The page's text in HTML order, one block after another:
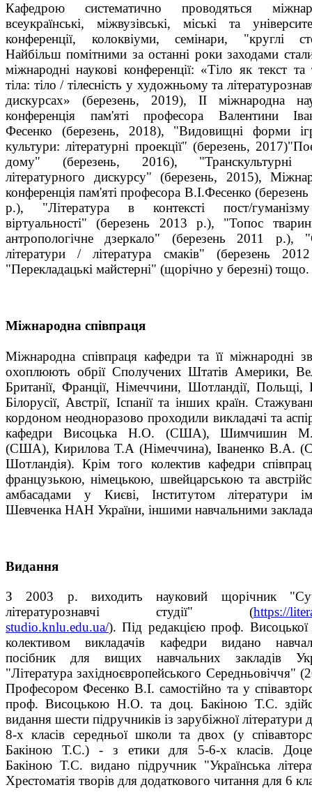
Кафедрою систематично проводяться
всеукраїнські, міжвузівські, міські та
конференції, колоквіуми, семінари, "круглі
Найбільш помітними за останні роки заходами
міжнародні наукові конференції: «Тіло як текст та
тіла: тіло / тілесність у художньому та
дискурсах» (березень, 2019), ІІ міжнародна
конференція пам'яті професора Валентини
Фесенко (березень, 2018), "Видовищні форми
культури: літературні проекції" (березень,
дому" (березень, 2016), "Транскультурні
літературного дискурсу" (березень, 2015),
конференція пам'яті професора В.І.Фесенко
р.), "Література в контексті пост/
віртуальності" (березень 2013 р.), "Топос
антропологічне дзеркало" (березень 2011 р.),
літератури / література смаків" (березень
"Перекладацькі майстерні" (щорічно у березні) тощо.
Міжнародна співпраця
Міжнародна співпраця кафедри та її міжнародні
охоплюють обрії Сполучених Штатів Америки,
Британії, Франції, Німеччини, Шотландії, Польщі,
Білорусії, Австрії, Іспанії та інших країн.
кордоном неодноразово проходили викладачі та
кафедри Висоцька Н.О. (США), Шимчишин
(США), Кирилова Т.А (Німеччина), Іваненко В.А.
Шотландія). Крім того колектив кафедри
французькою, німецькою, швейцарською та
амбасадами у Києві, Інститутом літератури
Шевченка НАН України, іншими навчальними
Видання
З 2003 р. виходить науковий щорічник
літературознавчі студії" (https://
studio.knlu.edu.ua/). Під редакцією проф.
колективом викладачів кафедри видано
посібник для вищих навчальних закладів
"Література західноєвропейського Середньовіччя"
Професором Фесенко В.І. самостійно та у
проф. Висоцькою Н.О. та доц. Бакіною Т.С.
видання шести підручників із зарубіжної літератури
8-х класів середньої школи та двох (у
Бакіною Т.С.) - з етики для 5-6-х класів.
Бакіною Т.С. видано підручник "Українська
Хрестоматія творів для додаткового читання для 6